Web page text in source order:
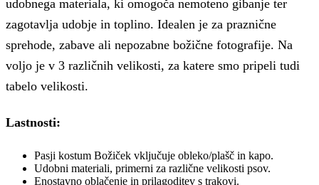
udobnega materiala, ki omogoča nemoteno gibanje ter
zagotavlja udobje in toplino. Idealen je za praznične
sprehode, zabave ali nepozabne božične fotografije. Na
voljo je v 3 različnih velikosti, za katere smo pripeli tudi
tabelo velikosti.
Lastnosti:
Pasji kostum Božiček vključuje obleko/plašč in kapo.
Udobni materiali, primerni za različne velikosti psov.
Enostavno oblačenje in prilagoditev s trakovi.